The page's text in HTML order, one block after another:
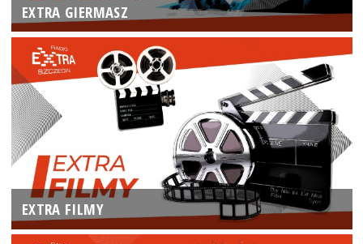
EXTRA GIERMASZ
EXTRA FILMY